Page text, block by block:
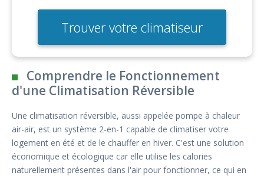
Trouver votre climatiseur
Comprendre le Fonctionnement
d'une Climatisation Réversible
Une climatisation réversible, aussi appelée pompe à chaleur
air-air, est un système 2-en-1 capable de climatiser votre
logement en été et de le chauffer en hiver. C'est une solution
économique et écologique car elle utilise les calories
naturellement présentes dans l'air pour fonctionner, ce qui en